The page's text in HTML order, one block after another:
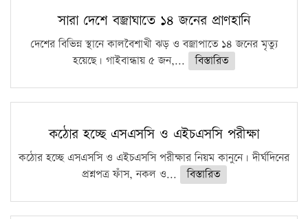
সারা দেশে বজ্রাঘাতে ১৪ জনের প্রাণহানি
দেশের বিভিন্ন স্থানে কালবৈশাখী ঝড় ও বজ্রাপাতে ১৪ জনের মৃত্যু
হয়েছে। গাইবান্ধায় ৫ জন,...
বিস্তারিত
কঠোর হচ্ছে এসএসসি ও এইচএসসি পরীক্ষা
কঠোর হচ্ছে এসএসসি ও এইচএসসি পরীক্ষার নিয়ম কানুনে। দীর্ঘদিনের
প্রশ্নপত্র ফাঁস, নকল ও...
বিস্তারিত